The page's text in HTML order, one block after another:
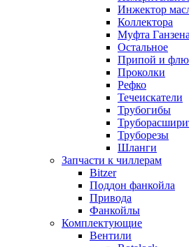
Инжектор
Коллектора
Муфта Ганзена
Остальное
Припой и
Проколки
Рефко
Течеискатели
Трубогибы
Труборезы
Шланги
Запчасти к чиллерам
Bitzer
Поддон фанкойла
Привода
Фанкойлы
Комплектующие
Вентили